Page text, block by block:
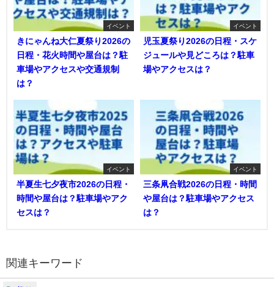
イベント
きにゃんね大仁夏祭り2026の
日程・花火時間や屋台は？駐
車場やアクセスや交通規制
は？
イベント
児玉夏祭り2026の日程・スケ
ジュールや見どころは？駐車
場やアクセスは？
イベント
半夏生七夕夜市2026の日程・
時間や屋台は？駐車場やアク
セスは？
イベント
三条凧合戦2026の日程・時間
や屋台は？駐車場やアクセス
は？
関連キーワード